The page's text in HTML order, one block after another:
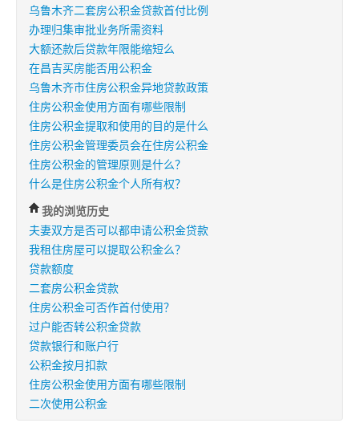
乌鲁木齐二套房公积金贷款首付比例
办理归集审批业务所需资料
大额还款后贷款年限能缩短么
在昌吉买房能否用公积金
乌鲁木齐市住房公积金异地贷款政策
住房公积金使用方面有哪些限制
住房公积金提取和使用的目的是什么
住房公积金管理委员会在住房公积金
住房公积金的管理原则是什么？
什么是住房公积金个人所有权？
我的浏览历史
夫妻双方是否可以都申请公积金贷款
我租住房屋可以提取公积金么？
贷款额度
二套房公积金贷款
住房公积金可否作首付使用？
过户能否转公积金贷款
贷款银行和账户行
公积金按月扣款
住房公积金使用方面有哪些限制
二次使用公积金